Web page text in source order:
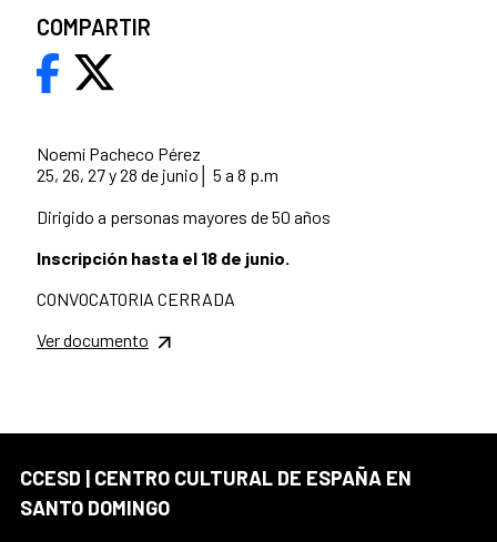
Noemí Pacheco Pérez
25, 26, 27 y 28 de junio│ 5 a 8 p.m
Dirigido a personas mayores de 50 años
Inscripción hasta el 18 de junio.
CONVOCATORIA CERRADA
Ver documento
COMPARTIR
CCESD | CENTRO CULTURAL DE ESPAÑA EN
SANTO DOMINGO